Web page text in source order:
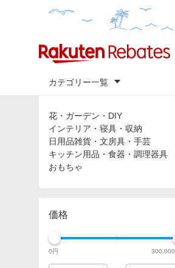
カテゴリー一覧
カテゴリ
花・ガーデン・DIY
インテリア・寝具・収納
日用品雑貨・文房具・手芸
キッチン用品・食器・調理器具
おもちゃ
価格
0円 300,000